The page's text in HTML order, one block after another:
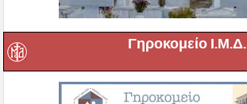
Γηροκομείο Ι.Μ.Δ.